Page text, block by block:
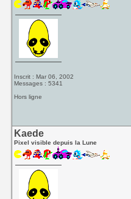
Inscrit : Mar 06, 2002
Messages : 5341
Hors ligne
Kaede
Pixel visible depuis la Lune